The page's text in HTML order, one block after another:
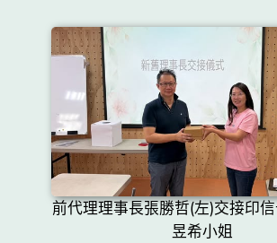
前代理理事長張勝哲(左)交接印
昱希小姐